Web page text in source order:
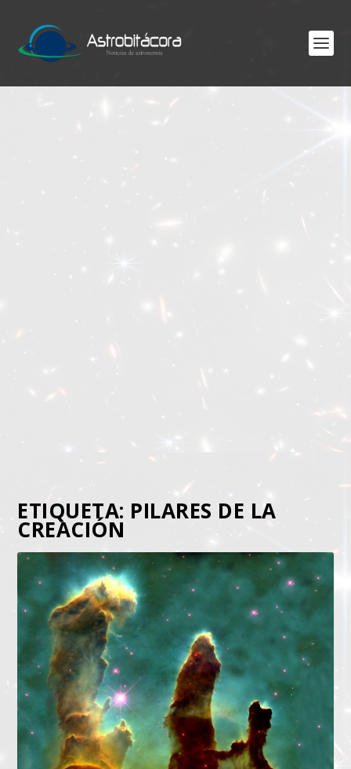
ETIQUETA: PILARES DE LA
CREACIÓN